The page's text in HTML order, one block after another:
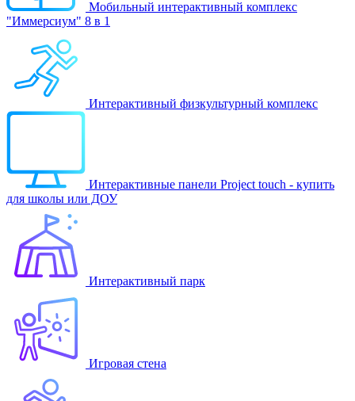
Мобильный интерактивный комплекс
"Иммерсиум" 8 в 1
Интерактивный физкультурный комплекс
Интерактивные панели Project touch - купить
для школы или ДОУ
Интерактивный парк
Игровая стена